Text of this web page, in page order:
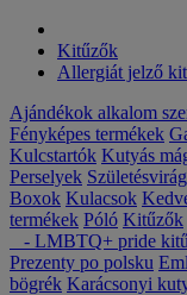
Kitűzők
Allergiát jelző
Ajándékok alkalom
Fényképes termékek
Kulcstartók Kutyás
Perselyek Születésvirág
Boxok Kulacsok
termékek Póló Kitűzők
- LMBTQ+ pride
Prezenty po polsku
bögrék Karácsonyi